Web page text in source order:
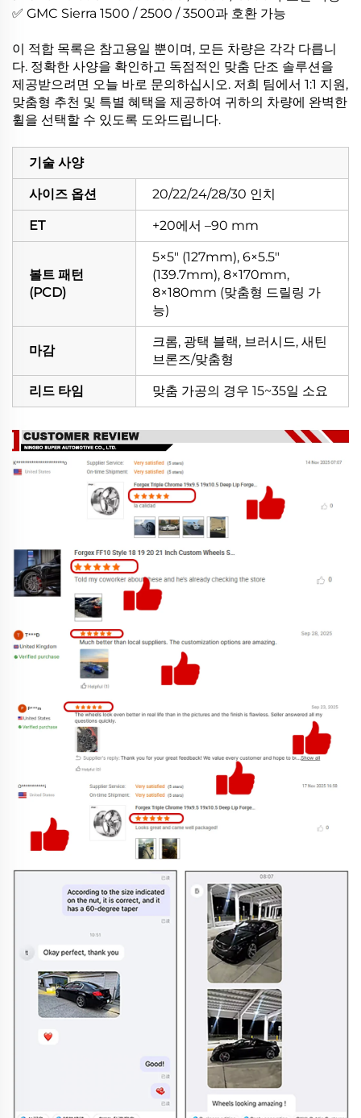
✅ GMC Sierra 1500 / 2500 / 3500과 호환 가능
이 적합 목록은 참고용일 뿐이며, 모든 차량은 각각 다릅니
다. 정확한 사양을 확인하고 독점적인 맞춤 단조 솔루션을
제공받으려면 오늘 바로 문의하십시오. 저희 팀에서 1:1 지원,
맞춤형 추천 및 특별 혜택을 제공하여 귀하의 차량에 완벽한
휠을 선택할 수 있도록 도와드립니다.
기술 사양
사이즈 옵션 20/22/24/28/30 인치
ET +20에서 –90 mm
볼트 패턴
(PCD)
5×5" (127mm), 6×5.5"
(139.7mm), 8×170mm,
8×180mm (맞춤형 드릴링 가
능)
마감
크롬, 광택 블랙, 브러시드, 새틴
브론즈/맞춤형
리드 타임 맞춤 가공의 경우 15~35일 소요